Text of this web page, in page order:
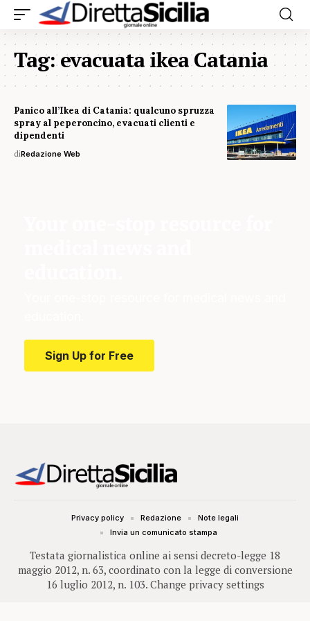
Tag:evacuata ikea Catania
Panico all’Ikea di Catania: qualcuno spruzza
spray al peperoncino, evacuati clienti e
dipendenti
diRedazione Web
Sign Up for Free
Testata giornalistica online ai sensi decreto-legge 18
maggio 2012, n. 63, coordinato con la legge di conversione
16 luglio 2012, n. 103. Change privacy settings
Privacy policy Redazione
Note legali
Invia un comunicato stampa